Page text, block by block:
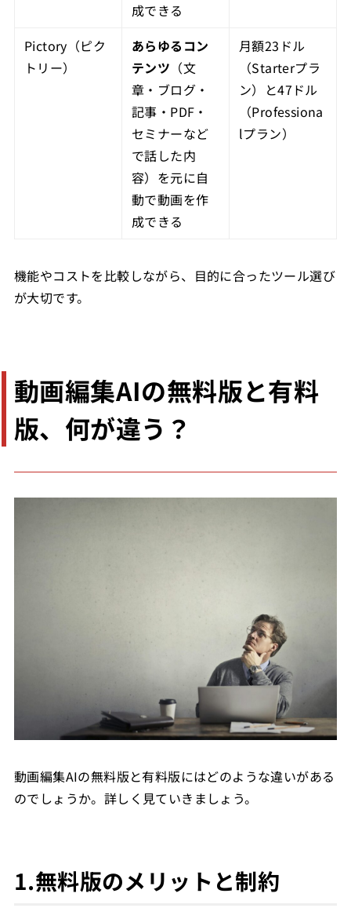
成できる
Pictory（ピク
トリー）
あらゆるコン
テンツ （文
章・ブログ・
記事・PDF・
セミナーなど
で話した内
容）を元に自
動で動画を作
成できる
月額23ドル
（Starterプラ
ン）と47ドル
（Professiona
lプラン）
機能やコストを比較しながら、目的に合ったツール選び
が大切です。
動画編集AIの無料版と有料
版、何が違う？
動画編集AIの無料版と有料版にはどのような違いがある
のでしょうか。詳しく見ていきましょう。
1.無料版のメリットと制約